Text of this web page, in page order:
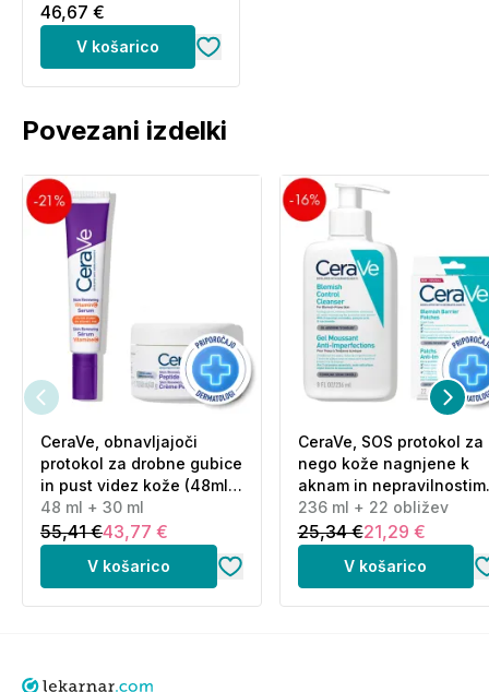
46,67 €
V košarico
Povezani izdelki
CeraVe, obnavljajoči
protokol za drobne gubice
in pust videz kože (48ml
+ 30 ml)
48 ml + 30 ml
55,41 €43,77 €
V košarico
CeraVe, SOS protokol za
nego kože nagnjene k
aknam in nepravilnostim
(236 ml + 22 obližev)
236 ml + 22 obližev
25,34 €21,29 €
V košarico